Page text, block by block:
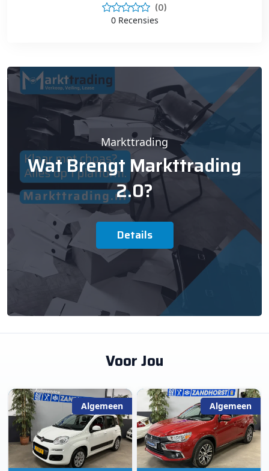
(0)
0 Recensies
Markttrading
Wat Brengt Markttrading
2.0?
Details
Voor Jou
Algemeen Algemeen